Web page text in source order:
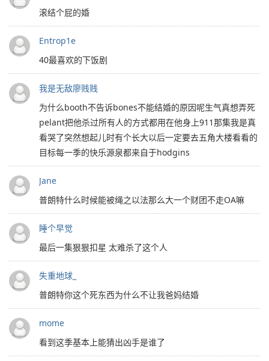
滚结个屁的婚
Entrop1e
40最喜欢的下饭剧
我是无敌廖贱贱
为什么booth不告诉bones不能结婚的原因呢生气真想弄死
pelant把他杀过所有人的方式都用在他身上911那集我是真
看哭了突然想起儿时有个长大以后一定要去五角大楼看看的
目标每一季的快乐源泉都来自于hodgins
Jane
普朗特什么时候能被绳之以法那么大一个财团不走OA嘛
睡个早觉
最后一集狠狠扣星 太难杀了这个人
失重地球_
普朗特你这个死东西为什么不让我爸妈结婚
mome
看到这季基本上能猜出凶手是谁了